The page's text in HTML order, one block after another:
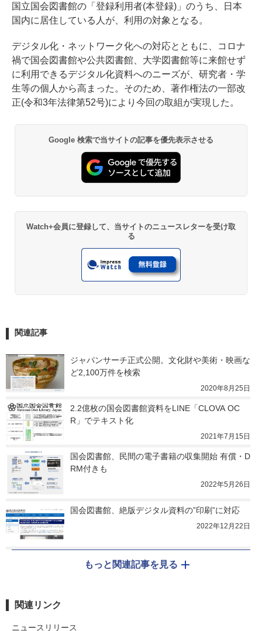
国立国会図書館の「登録利用者(本登録)」のうち、日本
国内に居住している人が、利用の対象となる。
デジタル化・ネットワーク化への対応とともに、コロナ
禍で国会図書館や公共図書館、大学図書館等に来館せず
に利用できるデジタル化資料へのニーズが、研究者・学
生等の個人から高まった。そのため、著作権法の一部改
正(令和3年法律第52号)により今回の取組が実現した。
Google 検索で当サイトの記事を優先表示させる
Watch+会員に登録して、当サイトのニュースレターを受け取
る
関連記事
ジャパンサーチ正式公開。文化財や美術・映画な
ど2,100万件を検索
2020年8月25日
2.2億枚の国会図書館資料をLINE「CLOVA OC
R」でテキスト化
2021年7月15日
国会図書館、民間の電子書籍の収集開始 有償・D
RM付きも
2022年5月26日
国会図書館、絶版デジタル資料の”印刷”に対応
2022年12月22日
もっと関連記事を見る
関連リンク
ニュースリリース